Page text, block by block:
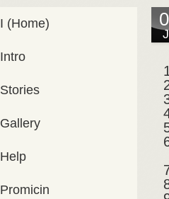
I (Home)
Intro
Stories
Gallery
Help
Promicin